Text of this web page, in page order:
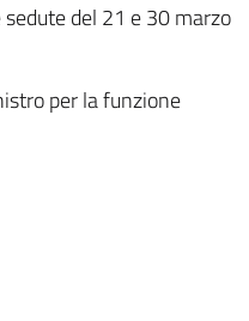
del 21 e 30 marzo
per la funzione